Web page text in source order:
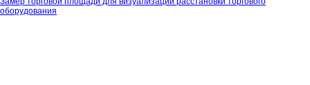
оборудования